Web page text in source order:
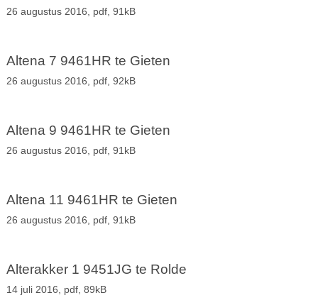
26 augustus 2016, pdf, 91kB
Altena 7 9461HR te Gieten
26 augustus 2016, pdf, 92kB
Altena 9 9461HR te Gieten
26 augustus 2016, pdf, 91kB
Altena 11 9461HR te Gieten
26 augustus 2016, pdf, 91kB
Alterakker 1 9451JG te Rolde
14 juli 2016, pdf, 89kB